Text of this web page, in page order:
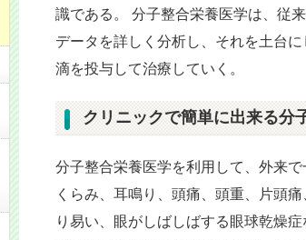
識である。 分子整合栄養医学は、従
データを詳しく分析し、それを土台
滴を投与して治療していく。
クリニックで簡単に出来る分
分子整合栄養医学を利用して、外来
くらみ、耳鳴り、頭痛、頭重、片頭
り易い、眼がしばしばする眼球乾燥